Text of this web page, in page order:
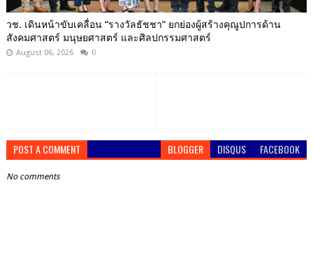
วช. เดินหน้าขับเคลื่อน “รางวัลธัชชา” ยกย่องผู้สร้างคุณูปการด้าน
สังคมศาสตร์ มนุษยศาสตร์ และศิลปกรรมศาสตร์
August 06, 2026 0
POST A COMMENT BLOGGER DISQUS FACEBOOK
No comments